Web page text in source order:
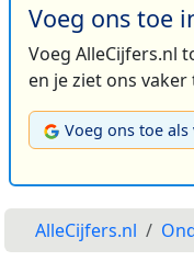
Voeg ons toe
Voeg AlleCijfers.nl
en je ziet ons
Voeg ons toe
AlleCijfers.nl